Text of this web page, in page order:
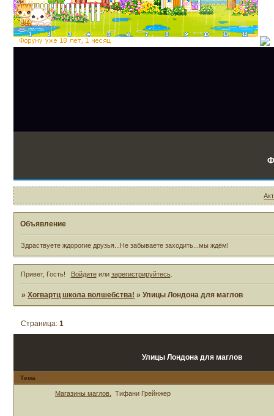
Объявление
Здраствуете ждорогие друзья...Не забываете заходить...мы ждём!
Привет, Гость! Войдитеили зарегистрируйтесь.
»Хогвартц школа волшебства! »Улицы Лондона для маглов
Улицы Лондона для маглов
Страница:1
Тема
Магазины маглов. Тифани Грейнжер